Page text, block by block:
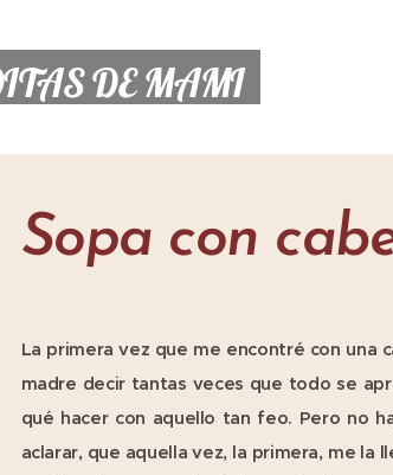
DE MAMI
Sopa con
La primera vez que me encontré con una
madre decir tantas veces que todo se
qué hacer con aquello tan feo. Pero no
aclarar, que aquella vez, la primera, me la